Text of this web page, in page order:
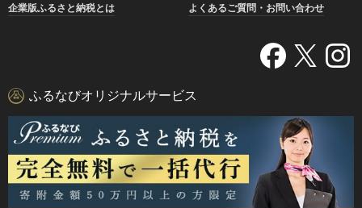
企業版ふるさと納税とは
よくあるご質問・お問い合わせ
ふるなびオリジナルサービス